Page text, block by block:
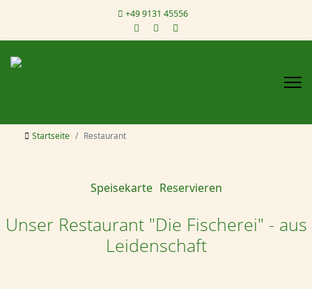
+49 9131 45556
Startseite Restaurant
Speisekarte Reservieren
Unser Restaurant "Die Fischerei" - aus
Leidenschaft